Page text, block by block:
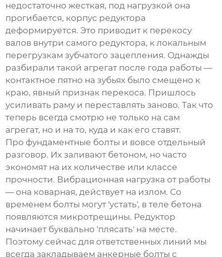
недостаточно жесткая, под нагрузкой она
прогибается, корпус редуктора
деформируется. Это приводит к перекосу
валов внутри самого редуктора, к локальным
перегрузкам зубчатого зацепления. Однажды
разбирали такой агрегат после года работы —
контактное пятно на зубьях было смещено к
краю, явный признак перекоса. Пришлось
усиливать раму и переставлять заново. Так что
теперь всегда смотрю не только на сам
агрегат, но и на то, куда и как его ставят.
Про фундаментные болты и вовсе отдельный
разговор. Их заливают бетоном, но часто
экономят на их количестве или классе
прочности. Вибрационная нагрузка от работы
— она коварная, действует на излом. Со
временем болты могут 'устать', в теле бетона
появляются микротрещины. Редуктор
начинает буквально 'плясать' на месте.
Поэтому сейчас для ответственных линий мы
всегда закладываем анкерные болты с